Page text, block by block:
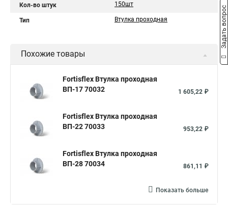
Кол-во штук 150шт
Тип Втулка проходная
Похожие товары
Fortisflex Втулка проходная
ВП-17 70032
1 605,22 ₽
Fortisflex Втулка проходная
ВП-22 70033
953,22 ₽
Fortisflex Втулка проходная
ВП-28 70034
861,11 ₽
Показать больше
Задать вопрос